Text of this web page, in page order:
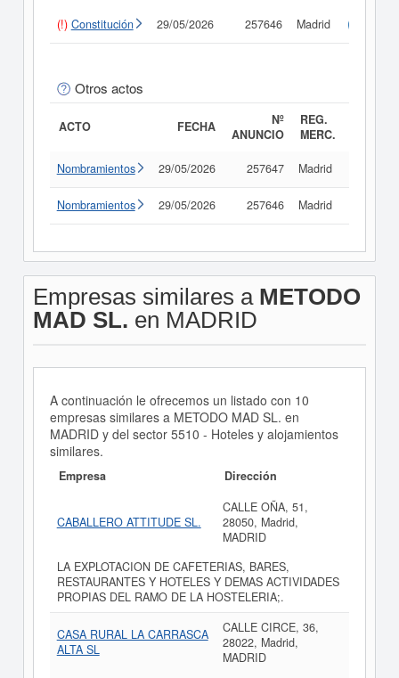
(!) Constitución 29/05/2026 257646 Madrid
Otros actos
ACTO FECHA
Nº
ANUNCIO
REG.
MERC.
Nombramientos 29/05/2026 257647 Madrid
Nombramientos 29/05/2026 257646 Madrid
Empresas similares a METODO
MAD SL. en MADRID
A continuación le ofrecemos un listado con 10
empresas similares a METODO MAD SL. en
MADRID y del sector 5510 - Hoteles y alojamientos
similares.
Empresa Dirección
CABALLERO ATTITUDE SL.
CALLE OÑA, 51,
28050, Madrid,
MADRID
LA EXPLOTACION DE CAFETERIAS, BARES,
RESTAURANTES Y HOTELES Y DEMAS ACTIVIDADES
PROPIAS DEL RAMO DE LA HOSTELERIA;.
CASA RURAL LA CARRASCA
ALTA SL
CALLE CIRCE, 36,
28022, Madrid,
MADRID